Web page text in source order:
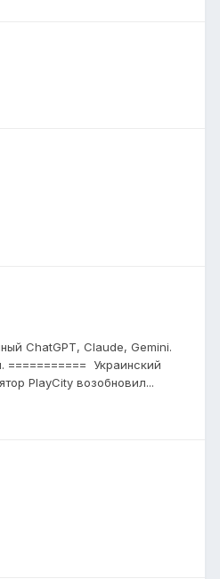
ChatGPT, Claude, Gemini.
=========== Украинский
PlayCity возобновил...